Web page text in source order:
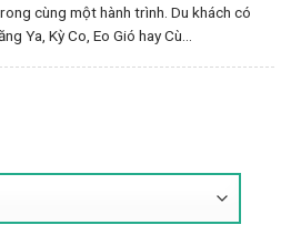
cùng một hành trình. Du khách có
Ya, Kỳ Co, Eo Gió hay Cù...